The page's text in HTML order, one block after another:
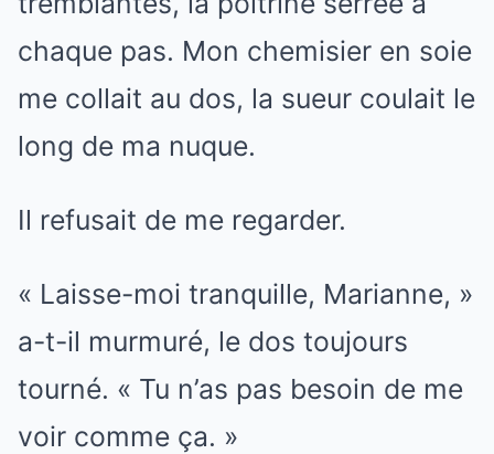
chaque pas. Mon chemisier en soie
me collait au dos, la sueur coulait le
long de ma nuque.
Il refusait de me regarder.
« Laisse-moi tranquille, Marianne, »
a-t-il murmuré, le dos toujours
tourné. « Tu n’as pas besoin de me
voir comme ça. »